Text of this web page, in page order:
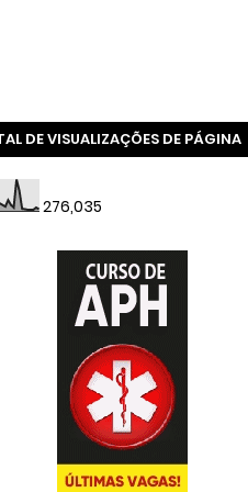
DE VISUALIZAÇÕES DE PÁGINA
276,035